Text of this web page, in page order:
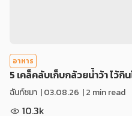
อาหาร
5 เคล็คลับเก็บกล้วยน้ำว้า ไว้กิ
ฉันท์ชมา |03.08.26 | 2 min read
10.3k